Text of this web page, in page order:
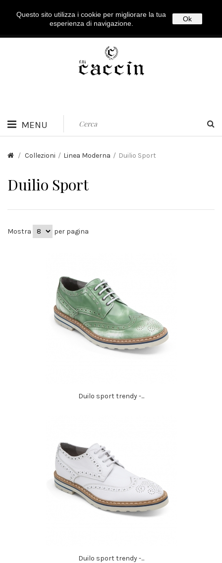
Login | Registrati
MENU
/ Collezioni / Linea Moderna / Duilio Sport
Duilio Sport
Mostra per pagina
Duilo sport trendy -...
Duilo sport trendy -...
Questo sito utilizza i cookie per migliorare la tua
esperienza di navigazione.
Ok